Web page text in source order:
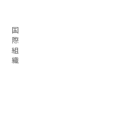
国
際
組
織